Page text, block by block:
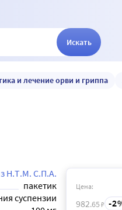
Искать
и лечение орви и гриппа
Н.Т.М. С.П.А.
пакетик
суспензии
Цена:
982.65 ₽ 2